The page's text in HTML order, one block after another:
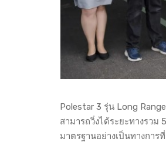
Polestar 3 รุ่น Long
สามารถวิ่งได้ระยะทางรวม
มาตรฐานอย่างเป็นทางการ